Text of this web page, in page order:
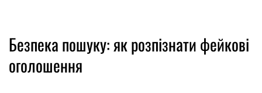
Безпека пошуку: як розпізнати фейкові
оголошення